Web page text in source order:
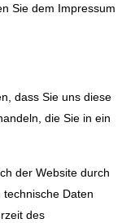
Sie dem Impressum
dass Sie uns diese
die Sie in ein
der Website durch
Daten
des